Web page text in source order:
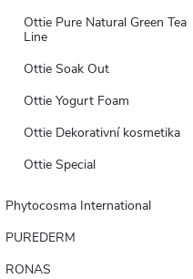
Ottie Pure Natural Green Tea
Line
Ottie Soak Out
Ottie Yogurt Foam
Ottie Dekorativní kosmetika
Ottie Special
Phytocosma International
PUREDERM
RONAS